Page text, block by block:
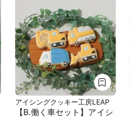
アイシングクッキー工房LEAP
【B.働く車セット】アイシ